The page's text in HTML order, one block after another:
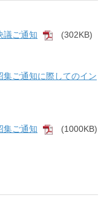
議ご通知
[PDF]
(302KB)
ご通知に際してのイン
集ご通知
[PDF]
(1000KB)